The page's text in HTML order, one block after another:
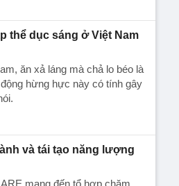
thể dục sáng ở Việt Nam
ăn xả láng mà chả lo béo là
hừng hực này có tính gây
và tái tạo năng lượng
mang đến tổ hợp chăm